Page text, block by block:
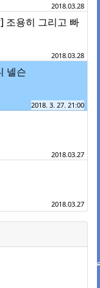
2018.03.28
용히 그리고 빠
2018.03.28
넬슨
2018. 3. 27. 21:00
2018.03.27
2018.03.27